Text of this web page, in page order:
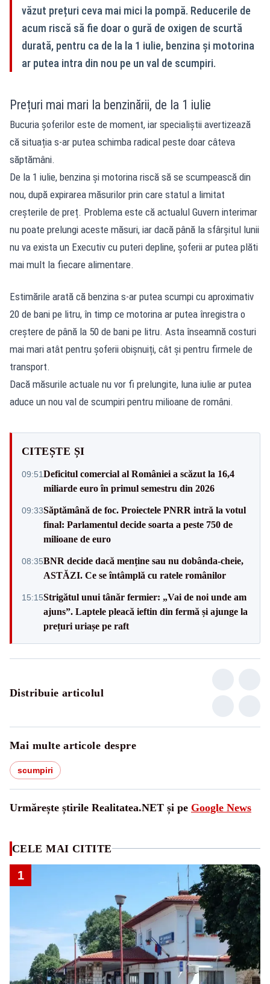
văzut prețuri ceva mai mici la pompă. Reducerile de
acum riscă să fie doar o gură de oxigen de scurtă
durată, pentru ca de la la 1 iulie, benzina și motorina
ar putea intra din nou pe un val de scumpiri.
Prețuri mai mari la benzinării, de la 1 iulie
Bucuria șoferilor este de moment, iar specialiștii avertizează
că situația s-ar putea schimba radical peste doar câteva
săptămâni.
De la 1 iulie, benzina și motorina riscă să se scumpească din
nou, după expirarea măsurilor prin care statul a limitat
creșterile de preț. Problema este că actualul Guvern interimar
nu poate prelungi aceste măsuri, iar dacă până la sfârșitul lunii
nu va exista un Executiv cu puteri depline, șoferii ar putea plăti
mai mult la fiecare alimentare.
Estimările arată că benzina s-ar putea scumpi cu aproximativ
20 de bani pe litru, în timp ce motorina ar putea înregistra o
creștere de până la 50 de bani pe litru. Asta înseamnă costuri
mai mari atât pentru șoferii obișnuiți, cât și pentru firmele de
transport.
Dacă măsurile actuale nu vor fi prelungite, luna iulie ar putea
aduce un nou val de scumpiri pentru milioane de români.
CITEȘTE ȘI
09:51Deficitul comercial al României a scăzut la 16,4
miliarde euro în primul semestru din 2026
09:33Săptămână de foc. Proiectele PNRR intră la votul
final: Parlamentul decide soarta a peste 750 de
milioane de euro
08:35BNR decide dacă menține sau nu dobânda-cheie,
ASTĂZI. Ce se întâmplă cu ratele românilor
15:15Strigătul unui tânăr fermier: „Vai de noi unde am
ajuns”. Laptele pleacă ieftin din fermă și ajunge la
prețuri uriașe pe raft
Distribuie articolul
Mai multe articole despre
scumpiri
Urmărește știrile Realitatea.NET și pe Google News
CELE MAI CITITE
1